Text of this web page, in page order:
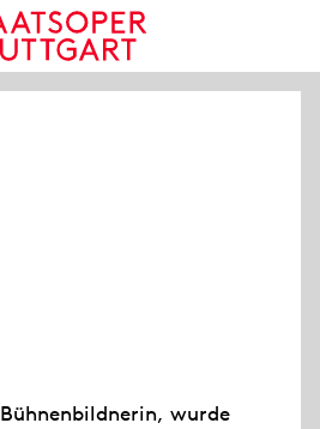
Bühnenbildnerin, wurde